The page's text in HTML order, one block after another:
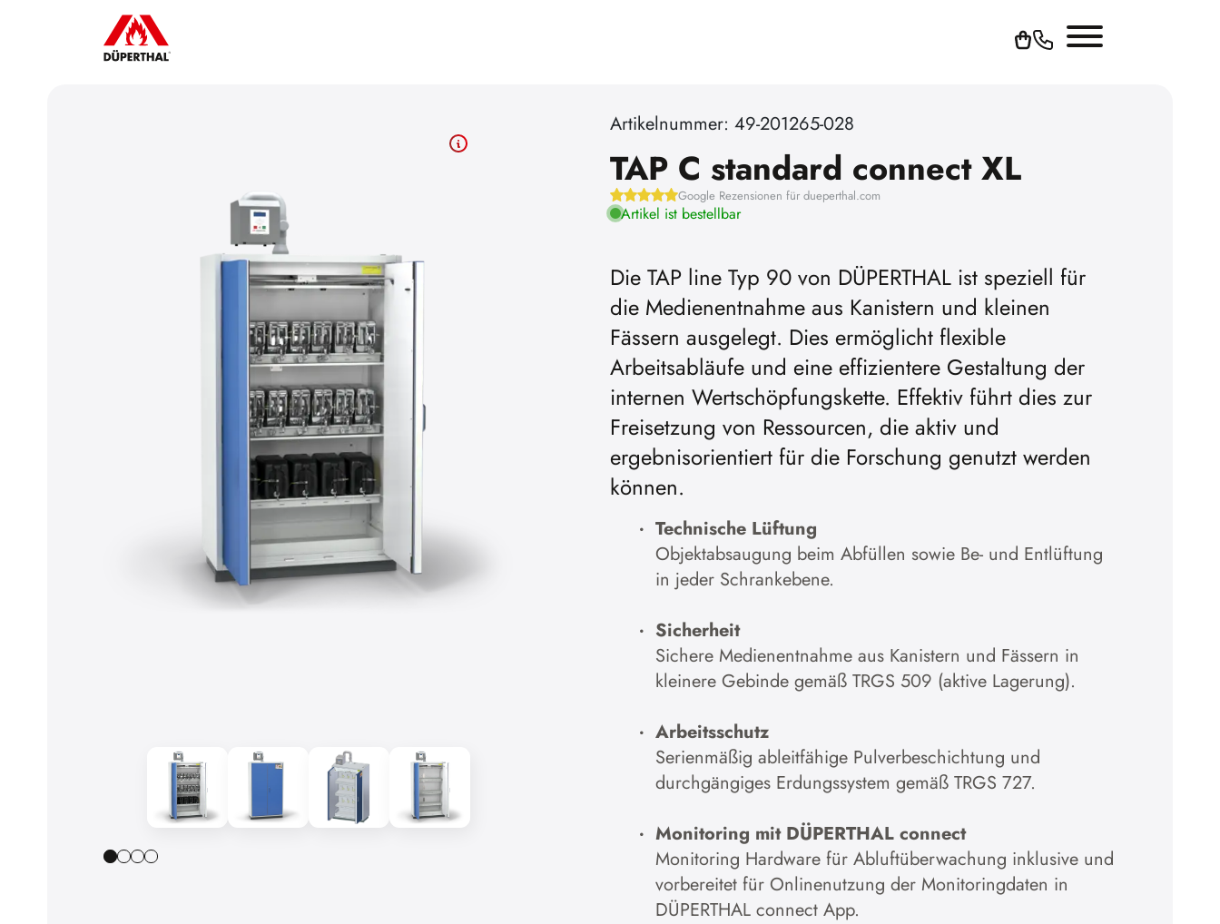
Artikelnummer: 49-201265-028
TAP C standard connect XL
Google Rezensionen für dueperthal.com
Artikel ist bestellbar
Die TAP line Typ 90 von DÜPERTHAL ist speziell für
die Medienentnahme aus Kanistern und kleinen
Fässern ausgelegt. Dies ermöglicht flexible
Arbeitsabläufe und eine effizientere Gestaltung der
internen Wertschöpfungskette. Effektiv führt dies zur
Freisetzung von Ressourcen, die aktiv und
ergebnisorientiert für die Forschung genutzt werden
können.
Technische Lüftung
Objektabsaugung beim Abfüllen sowie Be- und Entlüftung
in jeder Schrankebene.
Sicherheit
Sichere Medienentnahme aus Kanistern und Fässern in
kleinere Gebinde gemäß TRGS 509 (aktive Lagerung).
Arbeitsschutz
Serienmäßig ableitfähige Pulverbeschichtung und
durchgängiges Erdungssystem gemäß TRGS 727.
Monitoring mit DÜPERTHAL connect
Monitoring Hardware für Abluftüberwachung inklusive und
vorbereitet für Onlinenutzung der Monitoringdaten in
DÜPERTHAL connect App.